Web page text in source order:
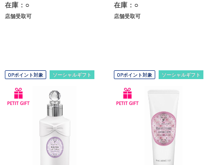
在庫：○
店舗受取可
在庫：○
店舗受取可
OPポイント対象 ソーシャルギフト OPポイント対象 ソーシャルギフト